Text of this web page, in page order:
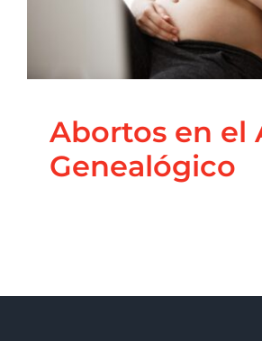
Constelaciones familiares
Abortos en el
Genealógico